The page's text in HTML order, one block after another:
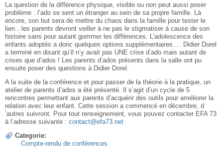
La question de la différence physique, visible ou non peut aussi poser
problème : l’ado se sent un étranger au sein de sa propre famille. Là
encore, son but sera de mettre du chaos dans la famille pour tester le
lien…les parents devront veiller à ne pas le stigmatiser à cause de son
histoire sans pour autant gommer les différences. L’adolescence des
enfants adoptés a donc quelques options supplémentaires…. Didier Dorel
a terminé en disant qu’il n’y avait pas UNE crise d’ado mais autant de
crises que d’ados ! Les parents d’ados présents dans la salle ont pu
ensuite poser des questions à Didier Dorel.
A la suite de la conférence et pour passer de la théorie à la pratique, un
atelier de parents d’ados a été présenté. Il s’agit d’un cycle de 5
rencontres permettant aux parents d’acquérir des outils pour améliorer la
relation avec leur enfant. Cette session a commencé en décembre, d
’autres suivront. Pour tout renseignement, vous pouvez contacter EFA 73
à l’adresse suivante : contact@efa73.net
Categorie:
Compte-rendu de conférences